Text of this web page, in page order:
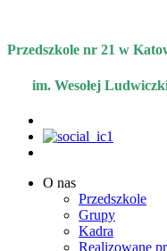
Przedszkole nr 21 w
im. Wesołej
O nas
Przedszkole
Grupy
Kadra
Realizowane